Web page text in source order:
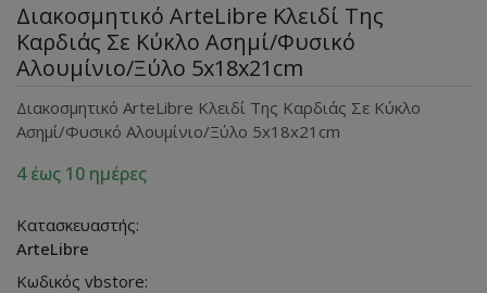
Διακοσμητικό ArteLibre Κλειδί Της
Καρδιάς Σε Κύκλο Ασημί/Φυσικό
Αλουμίνιο/Ξύλο 5x18x21cm
Διακοσμητικό ArteLibre Κλειδί Της Καρδιάς Σε Κύκλο
Ασημί/Φυσικό Αλουμίνιο/Ξύλο 5x18x21cm
4 έως 10 ημέρες
Κατασκευαστής:
ArteLibre
Κωδικός vbstore: